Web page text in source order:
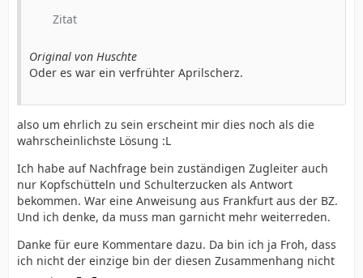
Zitat
Original von Huschte
Oder es war ein verfrühter Aprilscherz.
also um ehrlich zu sein erscheint mir dies noch als die
wahrscheinlichste Lösung :L
Ich habe auf Nachfrage bein zuständigen Zugleiter auch
nur Kopfschütteln und Schulterzucken als Antwort
bekommen. War eine Anweisung aus Frankfurt aus der BZ.
Und ich denke, da muss man garnicht mehr weiterreden.
Danke für eure Kommentare dazu. Da bin ich ja Froh, dass
ich nicht der einzige bin der diesen Zusammenhang nicht